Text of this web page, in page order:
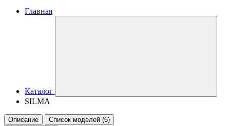
Главная
Каталог
SILMA
Описание
Список моделей (6)